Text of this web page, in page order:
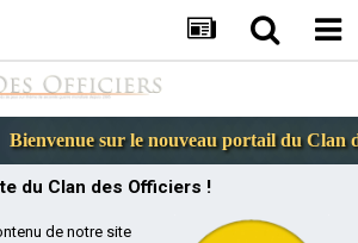
Bienvenue sur le nouveau portail du Clan
du Clan des Officiers !
de notre site